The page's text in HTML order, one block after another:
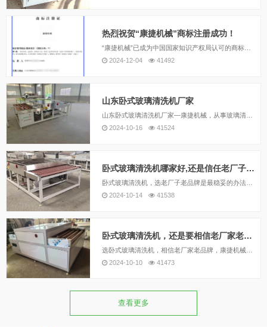
热烈祝贺“康捷机械”商标注册成功！
2024-12-04
41492
山东卧式玻璃清洗机厂家
2024-10-16
41524
卧式玻璃清洗机哪家好,还是信任老厂子老品牌
2024-10-14
41538
卧式玻璃清洗机，还是要相信老厂家老品牌
2024-10-10
41473
查看更多